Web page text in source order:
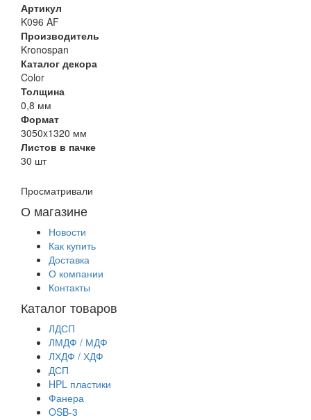
Артикул
K096 AF
Производитель
Kronospan
Каталог декора
Color
Толщина
0,8 мм
Формат
3050x1320 мм
Листов в пачке
30 шт
Просматривали
О магазине
Новости
Как купить
Доставка
О компании
Контакты
Каталог товаров
ЛДСП
ЛМДФ / МДФ
ЛХДФ / ХДФ
ДСП
HPL пластики
Фанера
OSB-3